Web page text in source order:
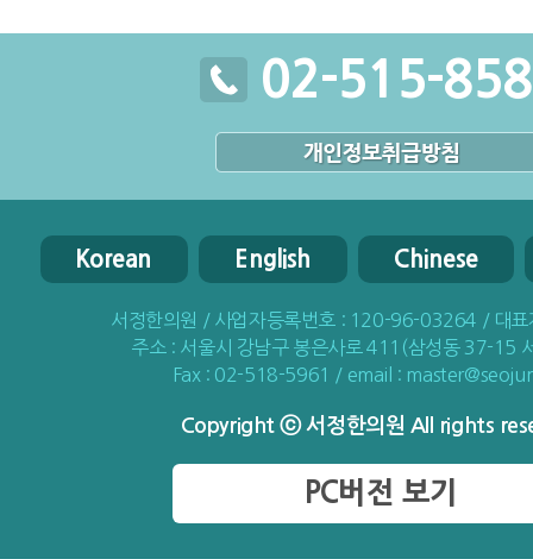
02-515-
Korean English Chinese
서정한의원 / 사업자등록번호 : 120-96-03264 / 대표
주소 : 서울시 강남구 봉은사로 411(삼성동 37-15
Fax : 02-518-5961 / email :
Copyright ⓒ 서정한의원 All rights
PC버전 보기